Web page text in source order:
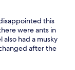
this
were ants in
had a musky
after the